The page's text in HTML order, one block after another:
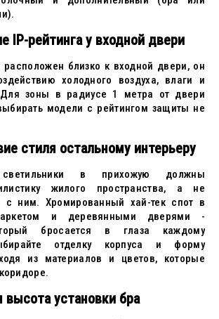
IP-рейтинга у входной двери
расположен близко к входной двери, он
холодного воздуха, влаги и
зоны в радиусе 1 метра от двери
модели с рейтингом защиты не
стиля остальному интерьеру
в прихожую должны
жилого пространства, а не
с ним. Хромированный хай-тек спот в
и деревянными дверями -
бросается в глаза каждому
отделку корпуса и форму
из материалов и цветов, которые
высота установки бра